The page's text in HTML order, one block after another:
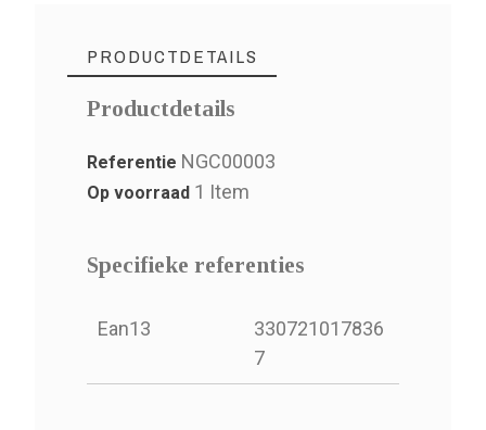
PRODUCTDETAILS
Productdetails
Referentie NGC00003
Op voorraad 1 Item
Specifieke referenties
Ean13
330721017836
7